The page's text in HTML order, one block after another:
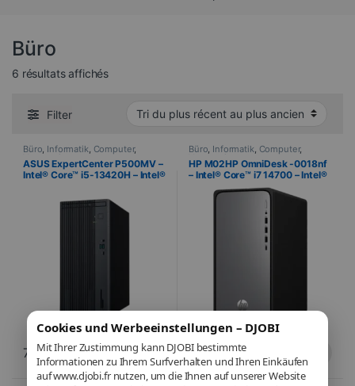
Cookies und Werbeeinstellungen – DJOBI
Mit Ihrer Zustimmung kann DJOBI bestimmte
Informationen zu Ihrem Surfverhalten und Ihren Einkäufen
auf www.djobi.fr nutzen, um die Ihnen auf unserer Website
Büro
6 résultats affichésSortiert vom neuesten zum ältesten
Filter
Büro, Informatik, Computer,
Vormontiert
ASUS ExpertCenter P500MV –
Intel® Core™ i5-13420H – Intel®
Go – Windows 11 Pro
746,66€
Büro, Informatik, Computer,
Vormontiert
HP M02HP OmniDesk -0018nf
– Intel® Core™ i7 14700 – Intel®
UHD – 16 Go DDR5 – SSD 1 To –
Windows 11 Famille
949,90€